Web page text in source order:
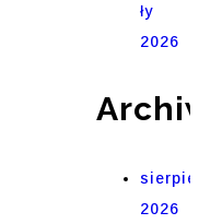
ły
2026
2026